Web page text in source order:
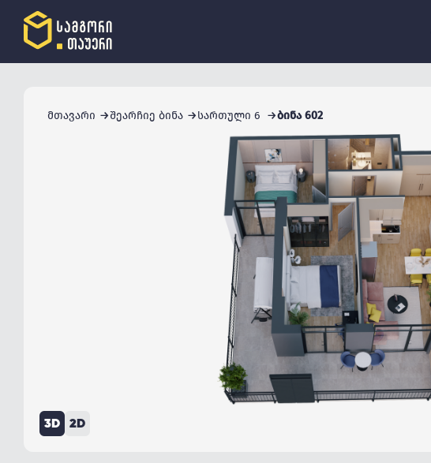
მთავარი შეარჩიე ბინა სართული 6 ბინა 602
3D 2D